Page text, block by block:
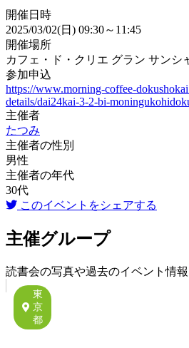
開催日時
2025/03/02(日) 09:30～11:45
開催場所
カフェ・ド・クリエ グラン サンシ
参加申込
https://www.morning-coffee-
details/dai24kai-3-2-bi-
主催者
たつみ
主催者の性別
男性
主催者の年代
30代
このイベントをシェアする
主催グループ
読書会の写真や過去のイベント情
東
京
都